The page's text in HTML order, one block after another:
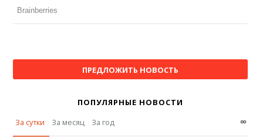
ПРЕДЛОЖИТЬ НОВОСТЬ
ПОПУЛЯРНЫЕ НОВОСТИ
За сутки
За месяц За год ∞